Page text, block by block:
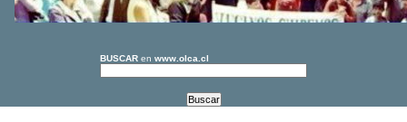
BUSCAR en www.olca.cl